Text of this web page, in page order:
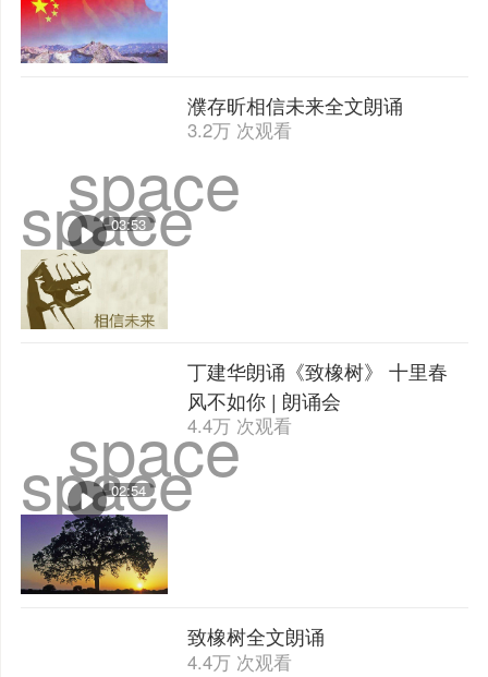
space
space
03:53
濮存昕相信未来全文朗诵
3.2万 次观看
space
space
02:54
丁建华朗诵《致橡树》 十里春
风不如你 | 朗诵会
4.4万 次观看
致橡树全文朗诵
4.4万 次观看